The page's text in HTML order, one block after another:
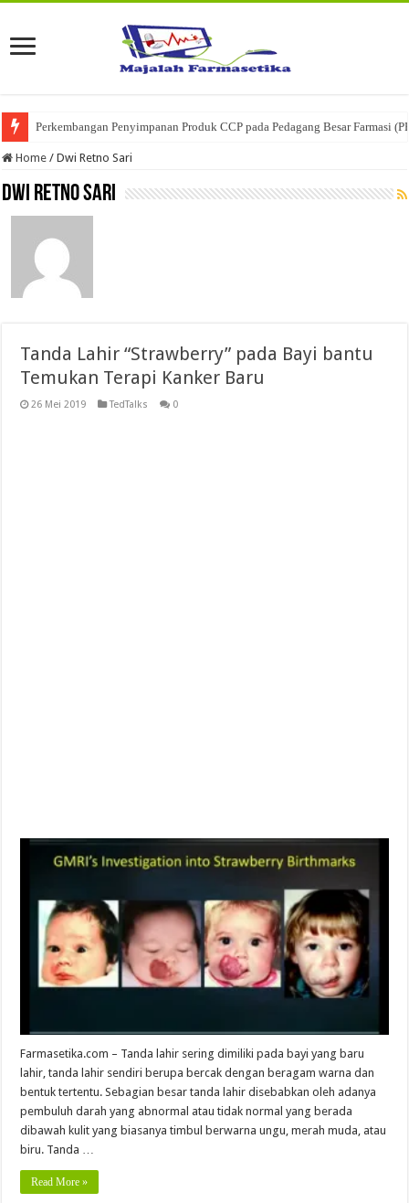
Perkembangan Penyimpanan Produk CCP pada Pedagang Besar Farmasi
Home / Dwi Retno Sari
Dwi Retno Sari
Tanda Lahir “Strawberry” pada Bayi bantu
Temukan Terapi Kanker Baru
26 Mei 2019 TedTalks 0
Farmasetika.com – Tanda lahir sering dimiliki pada bayi yang baru
lahir, tanda lahir sendiri berupa bercak dengan beragam warna dan
bentuk tertentu. Sebagian besar tanda lahir disebabkan oleh adanya
pembuluh darah yang abnormal atau tidak normal yang berada
dibawah kulit yang biasanya timbul berwarna ungu, merah muda, atau
biru. Tanda …
Read More »